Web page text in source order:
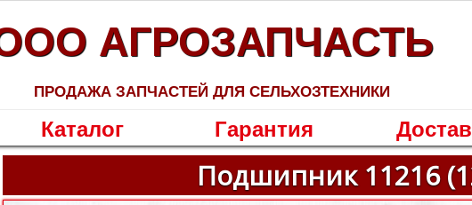
АГРОЗАПЧАСТЬ
ПРОДАЖА ЗАПЧАСТЕЙ ДЛЯ СЕЛЬХОЗТЕХНИКИ
Каталог Гарантия
Подшипник 11216